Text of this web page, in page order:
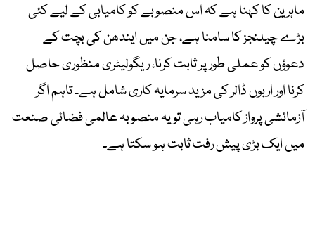
ماہرین کا کہنا ہے کہ اس منصوبے کو کامیابی کے لیے کئی
بڑے چیلنجز کا سامنا ہے، جن میں ایندھن کی بچت کے
دعوؤں کو عملی طور پر ثابت کرنا، ریگولیٹری منظوری حاصل
کرنا اور اربوں ڈالر کی مزید سرمایہ کاری شامل ہے۔ تاہم اگر
آزمائشی پرواز کامیاب رہی تو یہ منصوبہ عالمی فضائی صنعت
میں ایک بڑی پیش رفت ثابت ہو سکتا ہے۔